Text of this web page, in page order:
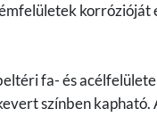
korrózióját
fa- és
színben kapható.